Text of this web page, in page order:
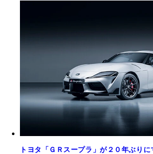
トヨタ「ＧＲスープラ」が２０年ぶりに